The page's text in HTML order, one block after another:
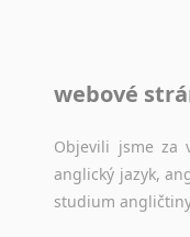
Jazykový korpus
původního zdroje
Ostatní pomůcky
webové
Objevili jsme za
anglický jazyk,
studium